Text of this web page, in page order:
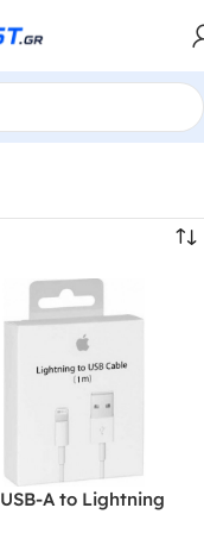
A to Lightning